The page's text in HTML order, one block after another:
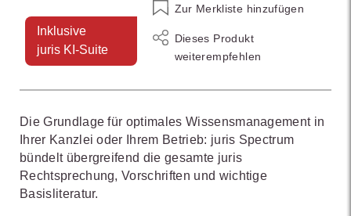
Inklusive
juris KI-Suite
Die Grundlage für optimales Wissensmanagement in
Ihrer Kanzlei oder Ihrem Betrieb: juris Spectrum
bündelt übergreifend die gesamte juris
Rechtsprechung, Vorschriften und wichtige
Basisliteratur.
Zur Merkliste hinzufügen
Dieses Produkt
weiterempfehlen